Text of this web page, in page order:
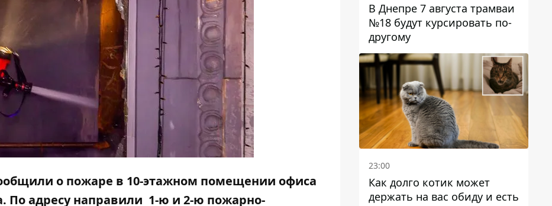
о пожаре в 10-этажном помещении офиса
По адресу направили 1-ю и 2-ю пожарно-
В Днепре 7 августа трамваи
№18 будут курсировать по-
другому
23:00
Как долго котик может
держать на вас обиду и есть